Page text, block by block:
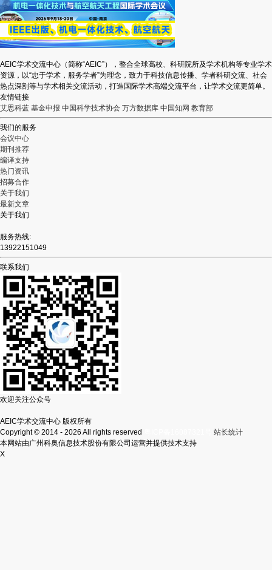
AEIC学术交流中心（简称“AEIC”），整合全球高校、科研院所及学术机构等专业学术
资源，以“忠于学术，服务学者”为理念，致力于科技信息传播、学者科研交流、社会
热点深剖等与学术相关交流活动，打造国际学术高端交流平台，让学术交流更简单。
友情链接
艾思科蓝 基金申报 中国科学技术协会 万方数据库 中国知网 教育部
我们的服务
会议中心
期刊推荐
编译支持
热门资讯
招募合作
关于我们
最新文章
关于我们
服务热线:
13922151049
联系我们
欢迎关注公众号
AEIC学术交流中心 版权所有
Copyright © 2014 - 2026 All rights reserved
站长统计
本网站由广州科奥信息技术股份有限公司运营并提供技术支持
X